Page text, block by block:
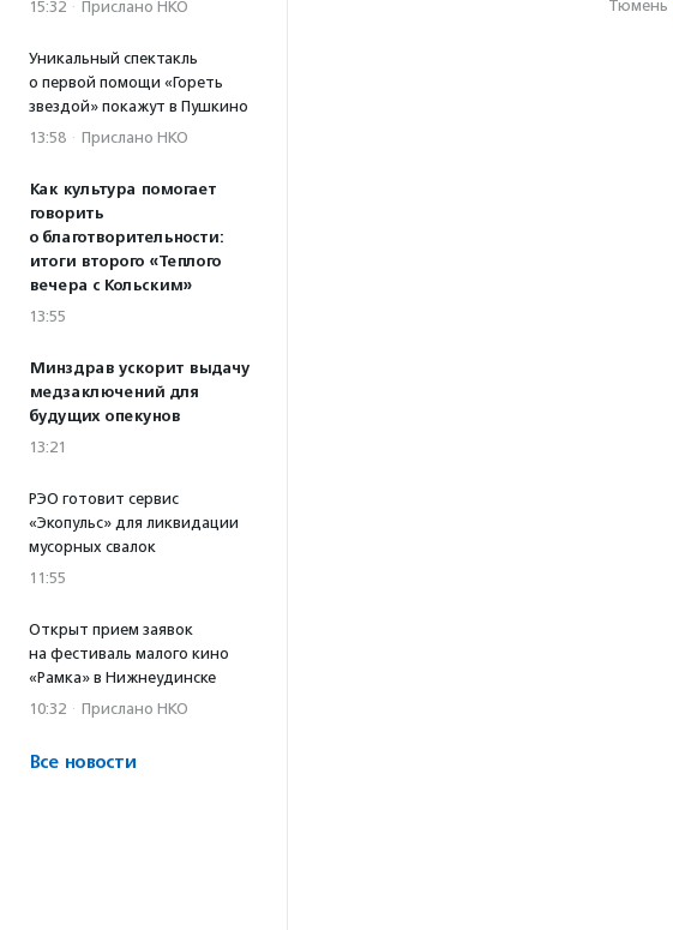
15:32 · Прислано НКО
Уникальный спектакль
о первой помощи «Гореть
звездой» покажут в Пушкино
13:58 · Прислано НКО
Как культура помогает
говорить
о благотворительности:
итоги второго «Теплого
вечера с Кольским»
13:55
Минздрав ускорит выдачу
медзаключений для
будущих опекунов
13:21
РЭО готовит сервис
«Экопульс» для ликвидации
мусорных свалок
11:55
Открыт прием заявок
на фестиваль малого кино
«Рамка» в Нижнеудинске
10:32 · Прислано НКО
Все новости
Тюмень